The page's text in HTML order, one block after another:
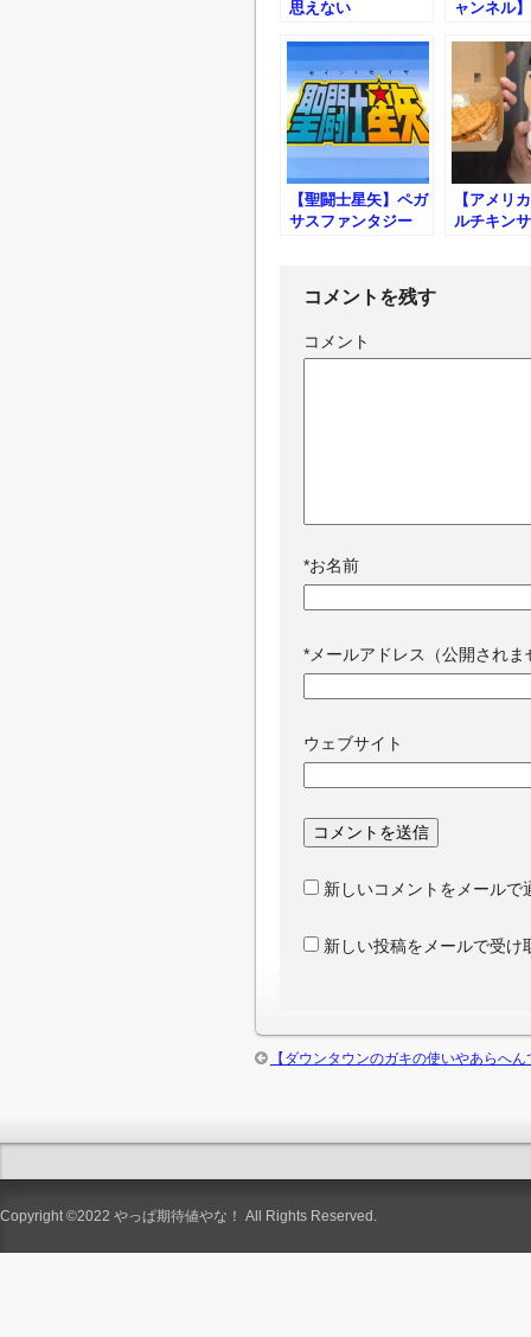
思えない
ャンネル
【聖闘士星矢】ペガ
サスファンタジー
【アメリ
ルチキン
コメントを残す
コメント
*お名前
* メールアドレス（公開されま
ウェブサイト
新しいコメントをメールで
新しい投稿をメールで受け
【ダウンタウンのガキの使いやあらへ
Copyright ©2022 やっぱ期待値やな！ All Rights Reserved.